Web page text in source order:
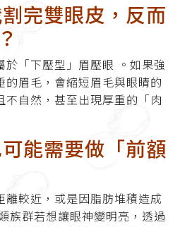
完雙眼皮，反而
於「下壓型」眉壓眼 。如果強
的眉毛，會縮短眉毛與眼睛的
不自然，甚至出現厚重的「肉
能需要做「前額
離較近，或是因脂肪堆積造成
族群若想讓眼神變明亮，透過